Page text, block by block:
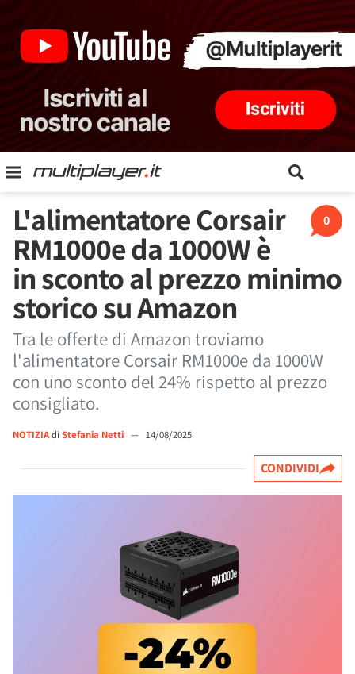
0
L'alimentatore Corsair
RM1000e da 1000W è
in sconto al prezzo minimo
storico su Amazon
Tra le offerte di Amazon troviamo
l'alimentatore Corsair RM1000e da 1000W
con uno sconto del 24% rispetto al prezzo
consigliato.
NOTIZIAdi Stefania Netti — 14/08/2025
CONDIVIDI